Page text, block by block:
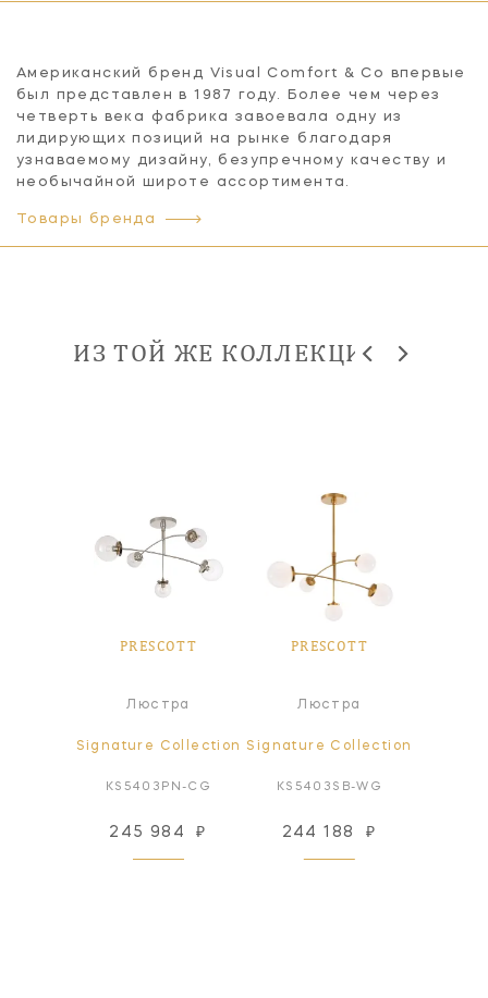
Американский бренд Visual Comfort & Co впервые
был представлен в 1987 году. Более чем через
четверть века фабрика завоевала одну из
лидирующих позиций на рынке благодаря
узнаваемому дизайну, безупречному качеству и
необычайной широте ассортимента.
Товары бренда
ИЗ ТОЙ ЖЕ КОЛЛЕКЦИИ
PRESCOTT
Люстра
Signature Collection
KS5403PN-CG
245 984 ₽
PRESCOTT
Люстра
Signature Collection
KS5403SB-WG
244 188 ₽